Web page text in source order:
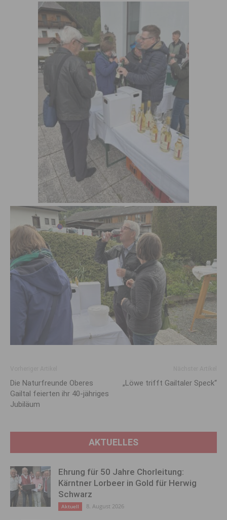
Die Naturfreunde Oberes
Gailtal feierten ihr 40-jähriges
Jubiläum
„Löwe trifft Gailtaler Speck“
AKTUELLES
Ehrung für 50 Jahre Chorleitung:
Kärntner Lorbeer in Gold für Herwig
Schwarz
Aktuell 8. August 2026